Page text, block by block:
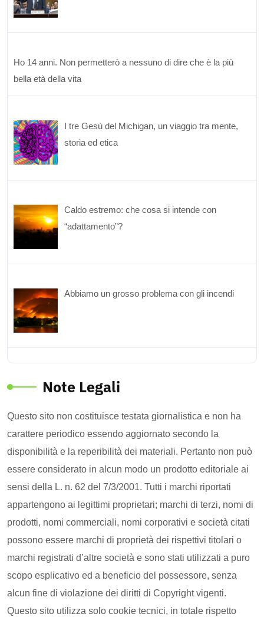
Ho 14 anni. Non permetterò a nessuno di dire che è la più
bella età della vita
I tre Gesù del Michigan, un viaggio tra mente,
storia ed etica
Caldo estremo: che cosa si intende con
“adattamento”?
Abbiamo un grosso problema con gli incendi
Note Legali
Questo sito non costituisce testata giornalistica e non ha
carattere periodico essendo aggiornato secondo la
disponibilità e la reperibilità dei materiali. Pertanto non può
essere considerato in alcun modo un prodotto editoriale ai
sensi della L. n. 62 del 7/3/2001. Tutti i marchi riportati
appartengono ai legittimi proprietari; marchi di terzi, nomi di
prodotti, nomi commerciali, nomi corporativi e società citati
possono essere marchi di proprietà dei rispettivi titolari o
marchi registrati d’altre società e sono stati utilizzati a puro
scopo esplicativo ed a beneficio del possessore, senza
alcun fine di violazione dei diritti di Copyright vigenti.
Questo sito utilizza solo cookie tecnici, in totale rispetto